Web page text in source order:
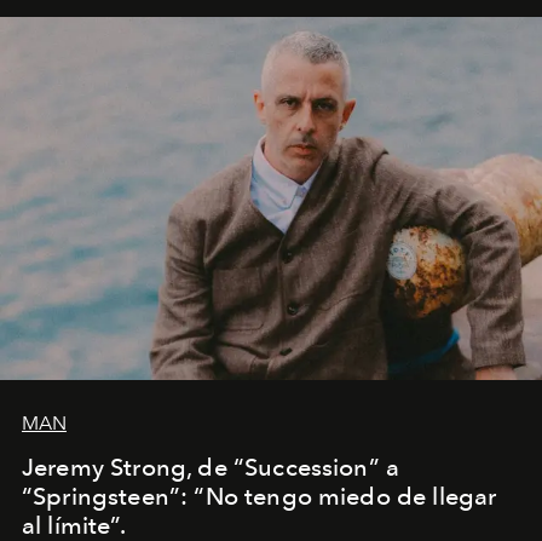
MAN
Jeremy Strong, de “Succession” a
“Springsteen”: “No tengo miedo de llegar
al límite”.